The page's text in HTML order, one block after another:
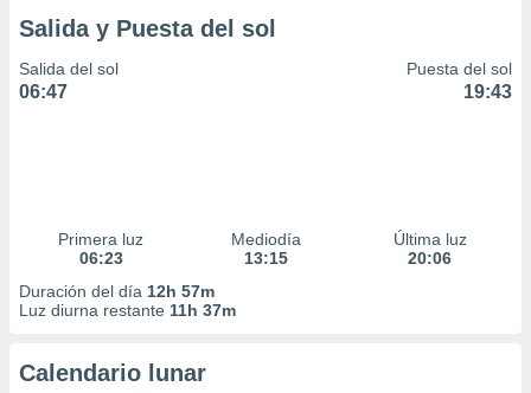
Salida y Puesta del sol
Salida del sol
06:47
Puesta del sol
19:43
Primera luz
06:23
Mediodía
13:15
Última luz
20:06
Duración del día 12h 57m
Luz diurna restante 11h 37m
Calendario lunar